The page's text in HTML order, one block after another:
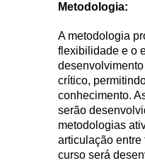
Metodologia:
A metodologia
flexibilidade e o
crítico,
conhecimento.
serão
metodologias
articulação entre
curso será